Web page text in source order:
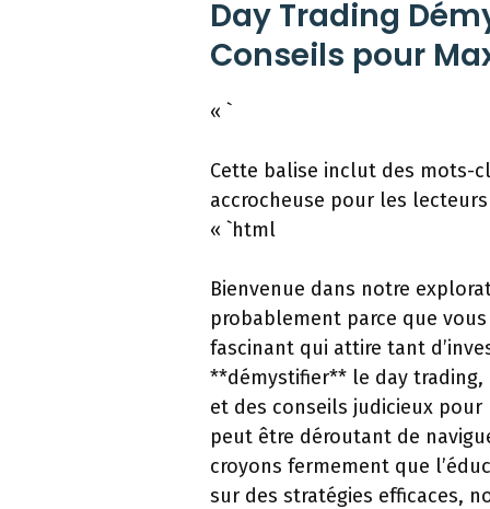
Day Trading
Conseils pour
« `
Cette balise inclut des mots-
accrocheuse pour les
« `html
Bienvenue dans notre
probablement parce que
fascinant qui attire tant
**démystifier** le day
et des conseils judicieux
peut être déroutant de
croyons fermement que
sur des stratégies efficaces,